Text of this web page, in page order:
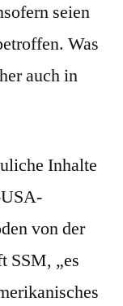
seien
Was
auch in
Inhalte
von der
SSM, „es